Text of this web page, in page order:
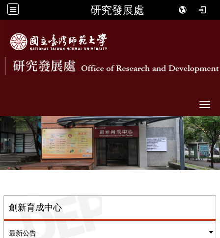
研究發展處
創新育成中心
最新公告